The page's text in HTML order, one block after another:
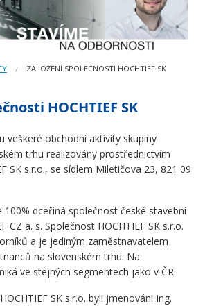
ZALOŽENÍ SPOLEČNOSTI HOCHTIEF SK
HOCHTIEF SK
veškeré obchodní aktivity skupiny
trhu realizovány prostřednictvím
SK s.r.o., se sídlem Miletičova 23, 821 09
100% dceřiná společnost české stavební
CZ a. s. Společnost HOCHTIEF SK s.r.o.
a je jediným zaměstnavatelem
na slovenském trhu. Na
ve stejných segmentech jako v ČR.
SK s.r.o. byli jmenováni Ing.